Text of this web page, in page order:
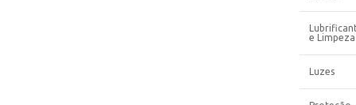
e Limpeza
Luzes